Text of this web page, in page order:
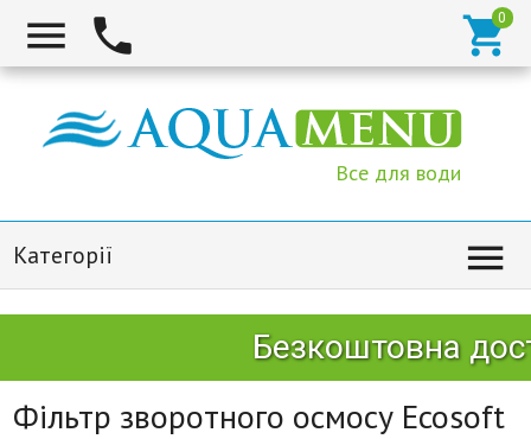
  
Все для води
Категорії 
Безкоштовна
Фільтр зворотного осмосу Ecosoft